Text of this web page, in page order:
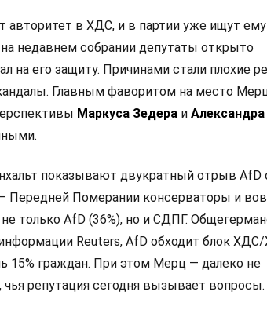
в ХДС, и в партии уже ищут ему
недавнем собрании депутаты открыто
на его защиту. Причинами стали плохие
Главным фаворитом на место
Маркуса Зедера и Александра
показывают двукратный отрыв
Передней Померании консерваторы и
только AfD (36%), но и СДПГ.
Reuters, AfD обходит блок ХДС/
15% граждан. При этом Мерц — далеко не
репутация сегодня вызывает вопросы.